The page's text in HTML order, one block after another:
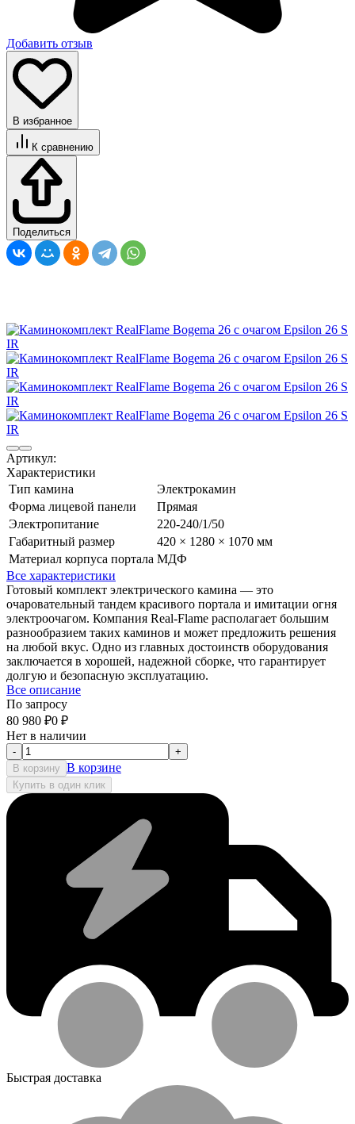
Добавить отзыв
В избранное
К сравнению
Поделиться
Артикул:
Характеристики
Тип камина
Электрокамин
Форма лицевой панели
Прямая
Электропитание
220-240/1/50
Габаритный размер
420 × 1280 × 1070 мм
Материал корпуса портала МДФ
Все характеристики
Готовый комплект электрического камина — это
очаровательный тандем красивого портала и имитации огня
электроочагом. Компания Real-Flame располагает большим
разнообразием таких каминов и может предложить решения
на любой вкус. Одно из главных достоинств оборудования
заключается в хорошей, надежной сборке, что гарантирует
долгую и безопасную эксплуатацию.
Все описание
По запросу
80 980 ₽0 ₽
Нет в наличии
-
+
В корзину В корзине
Купить в один клик
Быстрая доставка